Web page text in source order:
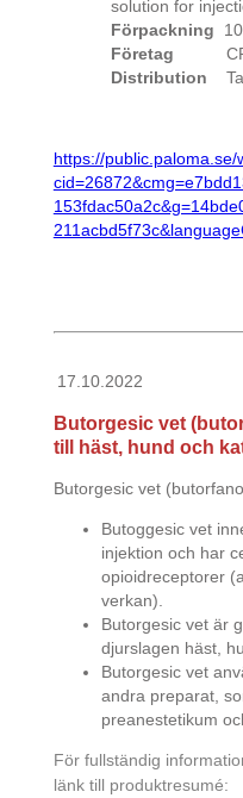
solution for
Förpackning
Företag CP-
Distribution
https://public.paloma.se/
17.10.2022
Butorgesic vet
till häst, hund och
Butorgesic vet
Butoggesic vet
injektion och har
opioidreceptorer
verkan).
Butorgesic vet är
djurslagen häst,
Butorgesic vet
andra preparat,
preanestetikum
För fullständig
länk till produktresumé: